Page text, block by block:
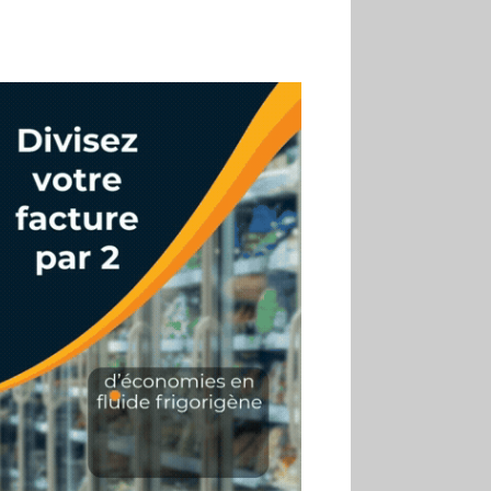
réduire sa consommation
01.07
Aldi Studio lance sa
première collection capsule
inspirée de ses codes
visuels
01.07
Cafom annonce
des résultats semestriels en
hausse, portés par le e-
commerce
30.06
La Sportiva affiche
une croissance solide en
2025